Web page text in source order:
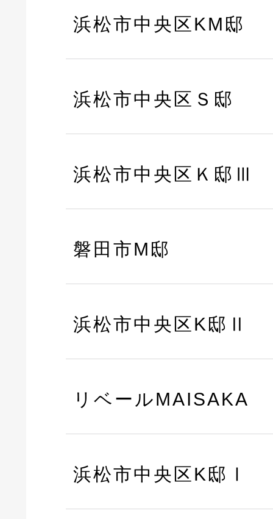
浜松市中央区KM邸
浜松市中央区Ｓ邸
浜松市中央区Ｋ邸Ⅲ
磐田市M邸
浜松市中央区K邸Ⅱ
リベールMAISAKA
浜松市中央区K邸Ⅰ